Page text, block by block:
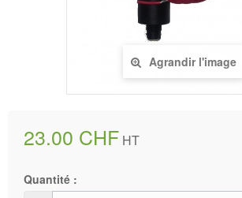
Agrandir l'image
23.00 CHF HT
Quantité :